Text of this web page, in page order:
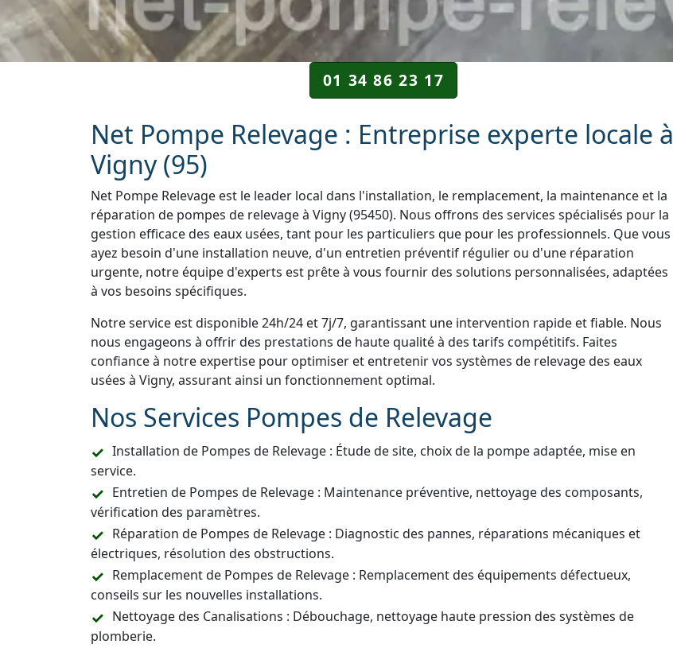
01 34 86 23 17
Net Pompe Relevage : Entreprise experte locale à
Vigny (95)
Net Pompe Relevage est le leader local dans l'installation, le remplacement, la maintenance et la
réparation de pompes de relevage à Vigny (95450). Nous offrons des services spécialisés pour la
gestion efficace des eaux usées, tant pour les particuliers que pour les professionnels. Que vous
ayez besoin d'une installation neuve, d'un entretien préventif régulier ou d'une réparation
urgente, notre équipe d'experts est prête à vous fournir des solutions personnalisées, adaptées
à vos besoins spécifiques.
Notre service est disponible 24h/24 et 7j/7, garantissant une intervention rapide et fiable. Nous
nous engageons à offrir des prestations de haute qualité à des tarifs compétitifs. Faites
confiance à notre expertise pour optimiser et entretenir vos systèmes de relevage des eaux
usées à Vigny, assurant ainsi un fonctionnement optimal.
Nos Services Pompes de Relevage
Installation de Pompes de Relevage : Étude de site, choix de la pompe adaptée, mise en
service.
Entretien de Pompes de Relevage : Maintenance préventive, nettoyage des composants,
vérification des paramètres.
Réparation de Pompes de Relevage : Diagnostic des pannes, réparations mécaniques et
électriques, résolution des obstructions.
Remplacement de Pompes de Relevage : Remplacement des équipements défectueux,
conseils sur les nouvelles installations.
Nettoyage des Canalisations : Débouchage, nettoyage haute pression des systèmes de
plomberie.